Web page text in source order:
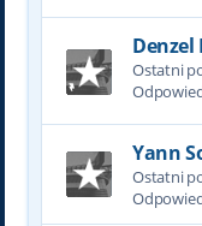
Ostatni
Yann
Ostatni